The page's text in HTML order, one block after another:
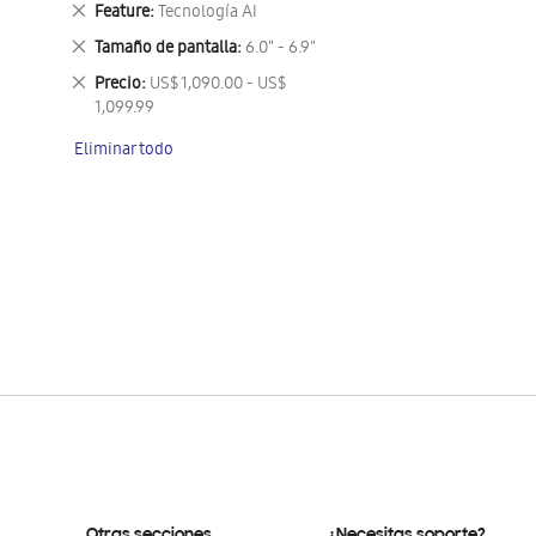
Feature Tecnología AI
Eliminar
este
artículo
Tamaño de pantalla 6.0" - 6.9"
Eliminar
este
artículo
Precio US$ 1,090.00 - US$
1,099.99
Eliminar
este
Eliminar todo